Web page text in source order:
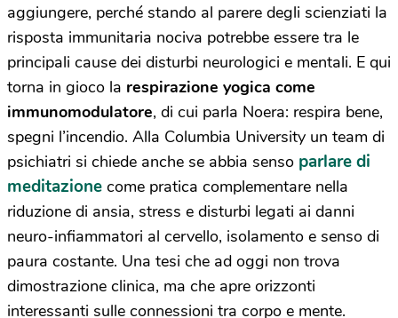
aggiungere, perché stando al parere degli scienziati la
risposta immunitaria nociva potrebbe essere tra le
principali cause dei disturbi neurologici e mentali. E qui
torna in gioco la respirazione yogica come
immunomodulatore, di cui parla Noera: respira bene,
spegni l’incendio. Alla Columbia University un team di
psichiatri si chiede anche se abbia senso parlare di
meditazione come pratica complementare nella
riduzione di ansia, stress e disturbi legati ai danni
neuro-infiammatori al cervello, isolamento e senso di
paura costante. Una tesi che ad oggi non trova
dimostrazione clinica, ma che apre orizzonti
interessanti sulle connessioni tra corpo e mente.